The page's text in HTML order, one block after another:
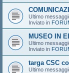
Ultimo
Inviato in
MUSEO IN
Ultimo
Inviato in
targa CSC
Ultimo